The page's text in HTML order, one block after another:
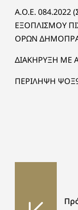
Α.O.Ε.
ΕΞΟΠΛΙΣΜΟΥ
ΟΡΩΝ
ΔΙΑΚΗΡΥΞΗ ΜΕ
ΠΕΡΙΛΗΨΗ